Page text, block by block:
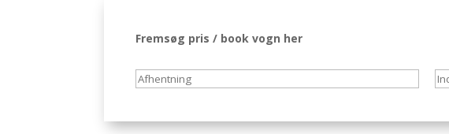
Fremsøg pris / book vogn her